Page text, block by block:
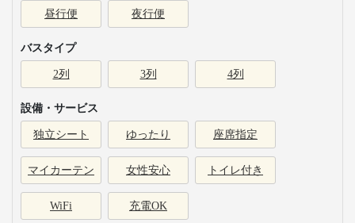
昼行便 夜行便
バスタイプ
2列 3列 4列
設備・サービス
独立シート ゆったり 座席指定
マイカーテン 女性安心 トイレ付き
WiFi 充電OK